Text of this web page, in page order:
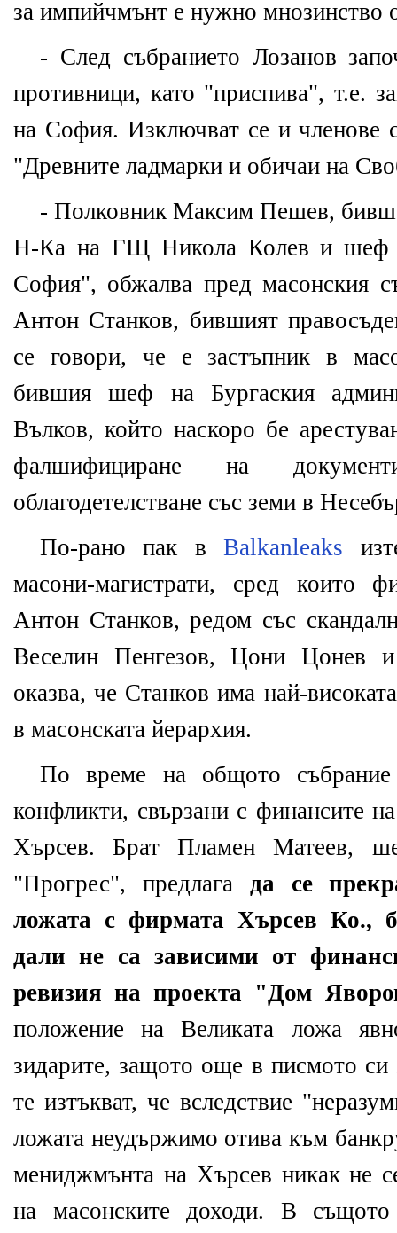
за импийчмънт е нужно мнозинство
- След събранието Лозанов
противници, като "приспива", т.е.
на София. Изключват се и членове
"Древните ладмарки и обичаи на
- Полковник Максим Пешев, бивш
Н-Ка на ГЩ Никола Колев и шеф
София", обжалва пред масонския
Антон Станков, бившият
се говори, че е застъпник в
бившия шеф на Бургаския
Вълков, който наскоро бе
фалшифициране на
облагодетелстване със земи в
По-рано пак вBalkanleaks
масони-магистрати, сред които
Антон Станков, редом със
Веселин Пенгезов, Цони Цонев
оказва, че Станков има най-
в масонската йерархия.
По време на общото
конфликти, свързани с финансите
Хърсев. Брат Пламен Матеев,
"Прогрес", предлага да се
ложата с фирмата Хърсев Ко.,
дали не са зависими от
ревизия на проекта "Дом
положение на Великата ложа
зидарите, защото още в писмото си
те изтъкват, че вследствие
ложата неудържимо отива към
мениджмънта на Хърсев никак не
на масонските доходи. В същото